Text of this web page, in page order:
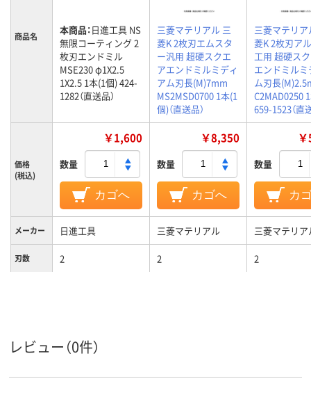
商品名 本商品：日進工具 NS
無限コーティング 2
枚刃エンドミル
MSE230 φ1X2.5
1X2.5 1本(1個) 424-
1282（直送品）
三菱マテリアル 三
菱K 2枚刃エムスタ
ー汎用 超硬スクエ
アエンドミルミディ
アム刃長(M)7mm
MS2MSD0700 1本(1
個)（直送品）
三菱マテリア
菱K 2枚刃ア
工用 超硬ス
エンドミル
ム刃長
C2MAD0250
659-1523（直
価格
(税込)
￥1,600
数量
カゴへ
￥8,350
数量
カゴへ
数量
カ
メーカー 日進工具 三菱マテリアル 三菱マテリア
刃数 2 2 2
レビュー（0件）